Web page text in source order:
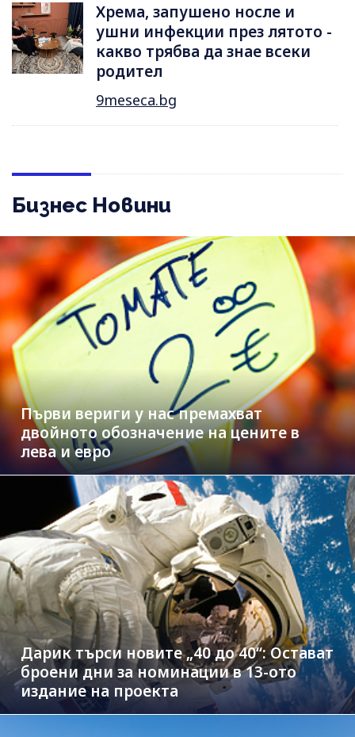
Хрема, запушено носле и
ушни инфекции през лятотo -
какво трябва да знае всеки
родител
9meseca.bg
Бизнес Новини
Първи вериги у нас премахват
двойното обозначение на цените в
лева и евро
Дарик търси новите „40 до 40“: Остават
броени дни за номинации в 13-ото
издание на проекта